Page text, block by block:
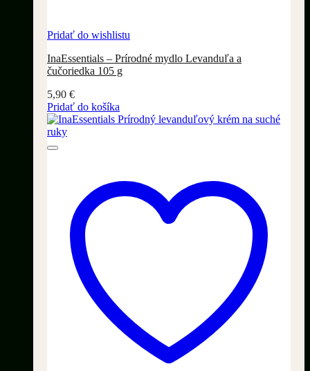
Pridať do wishlistu
InaEssentials – Prírodné mydlo Levanduľa a
čučoriedka 105 g
5,90 €
Pridať do košíka